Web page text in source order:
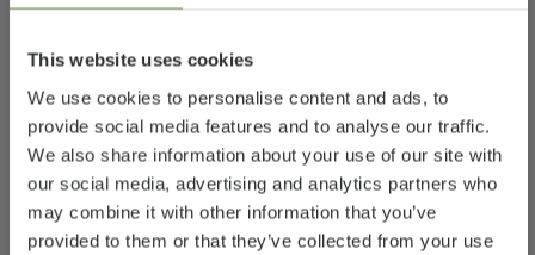
This website uses cookies
We use cookies to personalise content and ads, to
provide social media features and to analyse our traffic.
We also share information about your use of our site with
our social media, advertising and analytics partners who
may combine it with other information that you’ve
provided to them or that they’ve collected from your use
Selezionato
deve essere superato in regime di
si domanda: Come devo
configurare il mio veicolo per farci
stare passeggeri, bagagli e
accessori secondo le mie esigenze,
senza che il veicolo superi il peso
massimo consentito? Per agevolare